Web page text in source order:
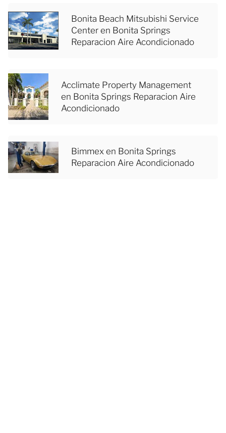
Bonita Beach Mitsubishi Service
Center en Bonita Springs
Reparacion Aire Acondicionado
Acclimate Property Management
en Bonita Springs Reparacion Aire
Acondicionado
Bimmex en Bonita Springs
Reparacion Aire Acondicionado